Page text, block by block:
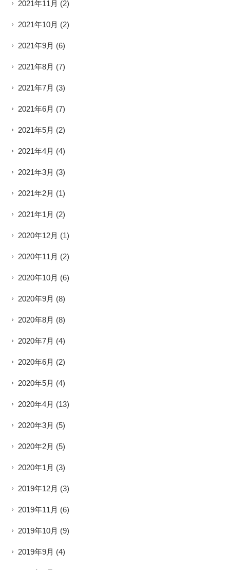
2021年11月 (2)
2021年10月 (2)
2021年9月 (6)
2021年8月 (7)
2021年7月 (3)
2021年6月 (7)
2021年5月 (2)
2021年4月 (4)
2021年3月 (3)
2021年2月 (1)
2021年1月 (2)
2020年12月 (1)
2020年11月 (2)
2020年10月 (6)
2020年9月 (8)
2020年8月 (8)
2020年7月 (4)
2020年6月 (2)
2020年5月 (4)
2020年4月 (13)
2020年3月 (5)
2020年2月 (5)
2020年1月 (3)
2019年12月 (3)
2019年11月 (6)
2019年10月 (9)
2019年9月 (4)